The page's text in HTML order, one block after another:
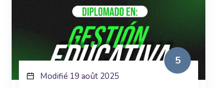
Modifié 19 août 2025
5